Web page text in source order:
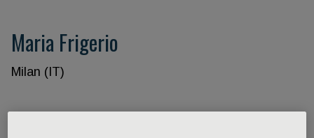
Maria Frigerio
Milan (IT)